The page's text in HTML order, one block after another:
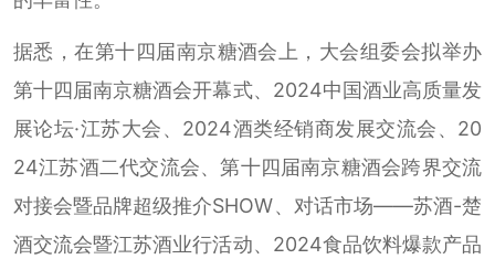
据悉，在第十四届南京糖酒会上，大会组委会拟举办
第十四届南京糖酒会开幕式、2024中国酒业高质量发
展论坛·江苏大会、2024酒类经销商发展交流会、20
24江苏酒二代交流会、第十四届南京糖酒会跨界交流
对接会暨品牌超级推介SHOW、对话市场——苏酒-楚
酒交流会暨江苏酒业行活动、2024食品饮料爆款产品